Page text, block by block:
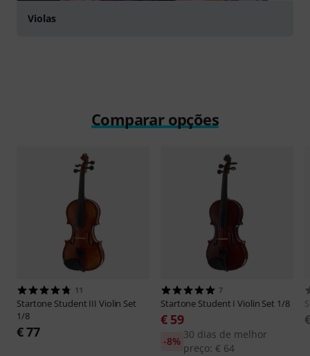
Violas
Comparar opções
11
Startone Student III Violin Set
1/8
€ 77
7
Startone Student I Violin Set 1/8
€ 59
30 dias de melhor
preço: € 64
-8%